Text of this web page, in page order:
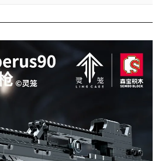
до 100₽
50 символов) о товаре на
купон на скидку 50₽ за
100₽ за отзыв с фото.